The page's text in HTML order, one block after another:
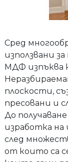
Сред
използвани
МДФ изпъква
плоскости,
пресовани и
До
изработка
след
от които са